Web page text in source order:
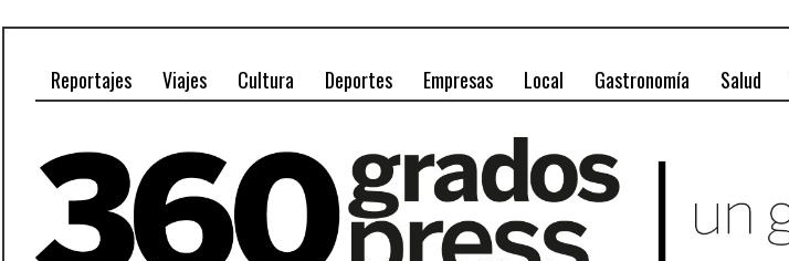
Reportajes Viajes Cultura Deportes Empresas Local Gastronomía Salud